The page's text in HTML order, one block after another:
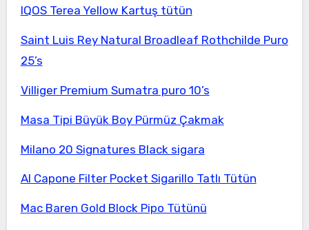
IQOS Terea Yellow Kartuş tütün
Saint Luis Rey Natural Broadleaf Rothchilde Puro
25’s
Villiger Premium Sumatra puro 10’s
Masa Tipi Büyük Boy Pürmüz Çakmak
Milano 20 Signatures Black sigara
Al Capone Filter Pocket Sigarillo Tatlı Tütün
Mac Baren Gold Block Pipo Tütünü